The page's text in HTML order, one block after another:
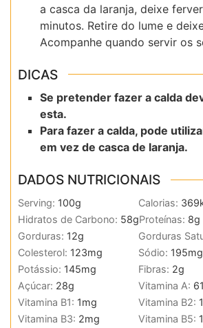
a casca da laranja, deixe
minutos. Retire do lume e
Acompanhe quando servir os
DICAS
Se pretender fazer a calda
esta.
Para fazer a calda, pode
em vez de casca de laranja.
DADOS NUTRICIONAIS
Serving: 100g Calorias: 369
Hidratos de Carbono: 58gProteínas: 8g
Gorduras: 12g Gorduras
Colesterol: 123mg Sódio: 195mg
Potássio: 145mg Fibras: 2g
Açúcar: 28g Vitamina A:
Vitamina B1: 1mg Vitamina B2: 1
Vitamina B3: 2mg Vitamina B5: 1